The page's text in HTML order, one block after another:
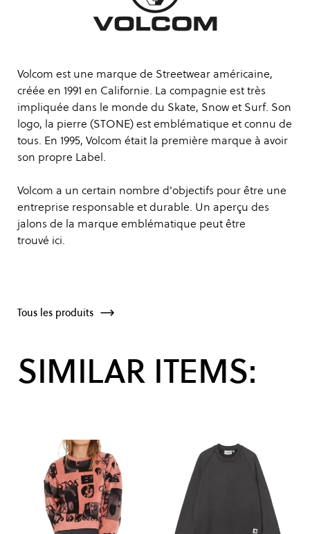
Volcom est une marque de Streetwear américaine,
créée en 1991 en Californie. La compagnie est très
impliquée dans le monde du Skate, Snow et Surf. Son
logo, la pierre (STONE) est emblématique et connu de
tous. En 1995, Volcom était la première marque à avoir
son propre Label.
Volcom a un certain nombre d'objectifs pour être une
entreprise responsable et durable. Un aperçu des
jalons de la marque emblématique peut être
trouvé ici.
Tous les produits
SIMILAR ITEMS: